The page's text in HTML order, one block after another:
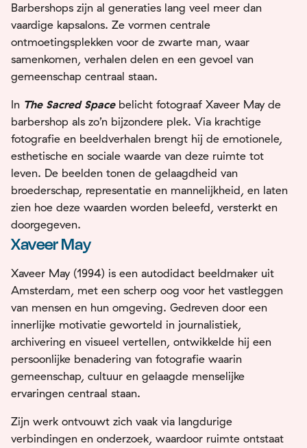
Barbershops zijn al generaties lang veel meer dan
vaardige kapsalons. Ze vormen centrale
ontmoetingsplekken voor de zwarte man, waar
samenkomen, verhalen delen en een gevoel van
gemeenschap centraal staan.
In The Sacred Spacebelicht fotograaf Xaveer May de
barbershop als zo’n bijzondere plek. Via krachtige
fotografie en beeldverhalen brengt hij de emotionele,
esthetische en sociale waarde van deze ruimte tot
leven. De beelden tonen de gelaagdheid van
broederschap, representatie en mannelijkheid, en laten
zien hoe deze waarden worden beleefd, versterkt en
doorgegeven.
Xaveer May
Xaveer May (1994) is een autodidact beeldmaker uit
Amsterdam, met een scherp oog voor het vastleggen
van mensen en hun omgeving. Gedreven door een
innerlijke motivatie geworteld in journalistiek,
archivering en visueel vertellen, ontwikkelde hij een
persoonlijke benadering van fotografie waarin
gemeenschap, cultuur en gelaagde menselijke
ervaringen centraal staan.
Zijn werk ontvouwt zich vaak via langdurige
verbindingen en onderzoek, waardoor ruimte ontstaat